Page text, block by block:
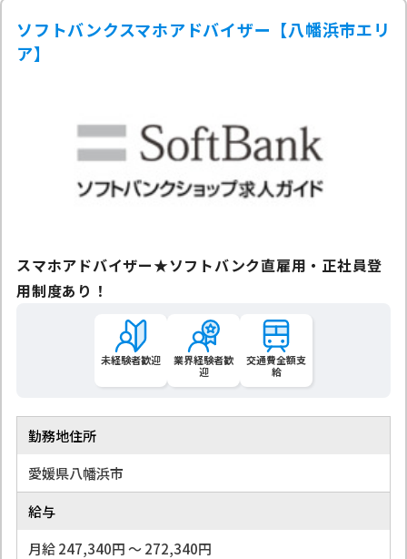
ソフトバンクスマホアドバイザー【八幡浜市エリ
ア】
スマホアドバイザー★ソフトバンク直雇用・正社員登
用制度あり！
未経験者歓迎
業界経験者歓
迎
交通費全額支
給
勤務地住所
愛媛県八幡浜市
給与
月給 247,340円 〜 272,340円